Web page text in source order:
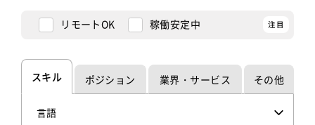
リモートOK 稼働安定中
スキル ポジション 業界・サービス その他
言語